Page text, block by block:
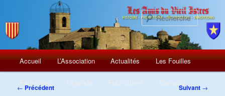
Menu
principal
Aller
Accueil L’Association Actualités Les Fouilles
Navigation
← Précédent Suivant →